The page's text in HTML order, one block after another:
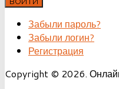
Забыли пароль?
Забыли логин?
Регистрация
Copyright © 2026.